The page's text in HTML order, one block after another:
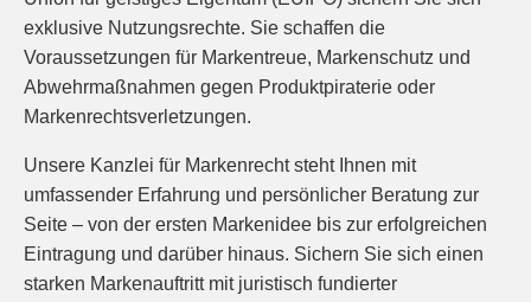
exklusive Nutzungsrechte. Sie schaffen die
Voraussetzungen für Markentreue, Markenschutz und
Abwehrmaßnahmen gegen Produktpiraterie oder
Markenrechtsverletzungen.
Unsere Kanzlei für Markenrecht steht Ihnen mit
umfassender Erfahrung und persönlicher Beratung zur
Seite – von der ersten Markenidee bis zur erfolgreichen
Eintragung und darüber hinaus. Sichern Sie sich einen
starken Markenauftritt mit juristisch fundierter